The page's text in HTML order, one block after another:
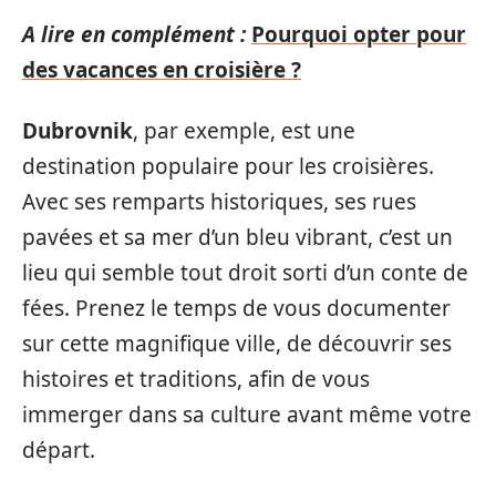
A lire en complément : Pourquoi opter pour
des vacances en croisière ?
Dubrovnik, par exemple, est une
destination populaire pour les croisières.
Avec ses remparts historiques, ses rues
pavées et sa mer d’un bleu vibrant, c’est un
lieu qui semble tout droit sorti d’un conte de
fées. Prenez le temps de vous documenter
sur cette magnifique ville, de découvrir ses
histoires et traditions, afin de vous
immerger dans sa culture avant même votre
départ.